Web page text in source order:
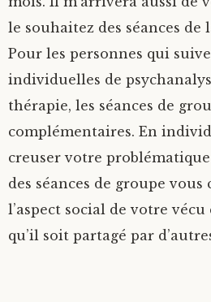
le souhaitez des séances
Pour les personnes qui
individuelles de
thérapie, les séances de
complémentaires. En
creuser votre
des séances de groupe
l’aspect social de votre
qu’il soit partagé par